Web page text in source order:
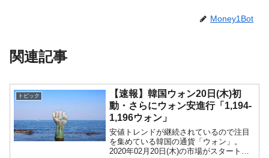
Money1Bot
関連記事
トピック
【速報】韓国ウォン20日(木)初
動・さらにウォン安進行「1,194-
1,196ウォン」
安値トレンドが継続されているので注目
を集めている韓国の通貨「ウォン」。
2020年02月20日(木)の市場がスタートし